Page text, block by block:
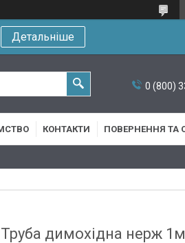
Детальніше
0 (800)
КОНТАКТИ ПОВЕРНЕННЯ ТА
Труба димохідна нерж